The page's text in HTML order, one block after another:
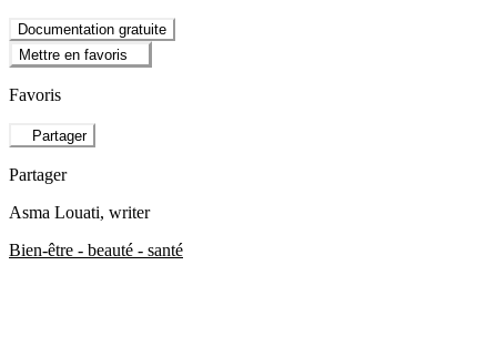
Documentation gratuite
Mettre en favoris
Favoris
Partager
Partager
Asma Louati, writer
Bien-être - beauté - santé